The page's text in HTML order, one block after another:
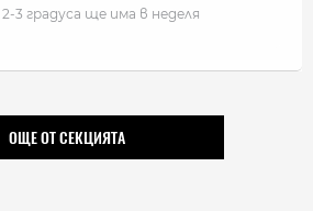
3 градуса ще има в неделя
ОЩЕ ОТ СЕКЦИЯТА